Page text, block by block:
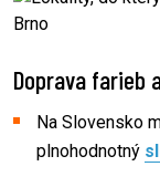
Doprava farieb
Na Slovensko
plnohodnotný